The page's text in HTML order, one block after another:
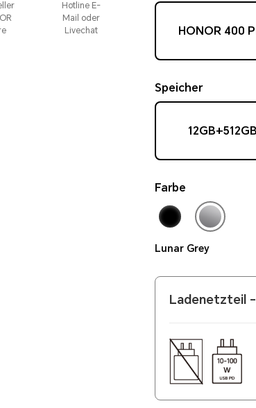
Hotline E-
Mail oder
Livechat
HONOR 400
Speicher
12GB+512GB
Farbe
Lunar Grey
Ladenetzteil